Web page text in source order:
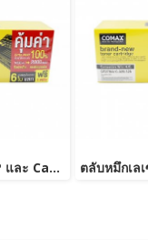
ตลับหมึกเลเซอร์ HP และ Canon รุ่น CF279A JUMBO